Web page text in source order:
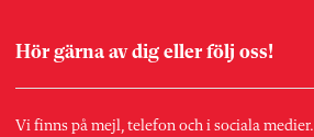
Hör gärna av dig eller följ oss!
Vi finns på mejl, telefon och i sociala medier.